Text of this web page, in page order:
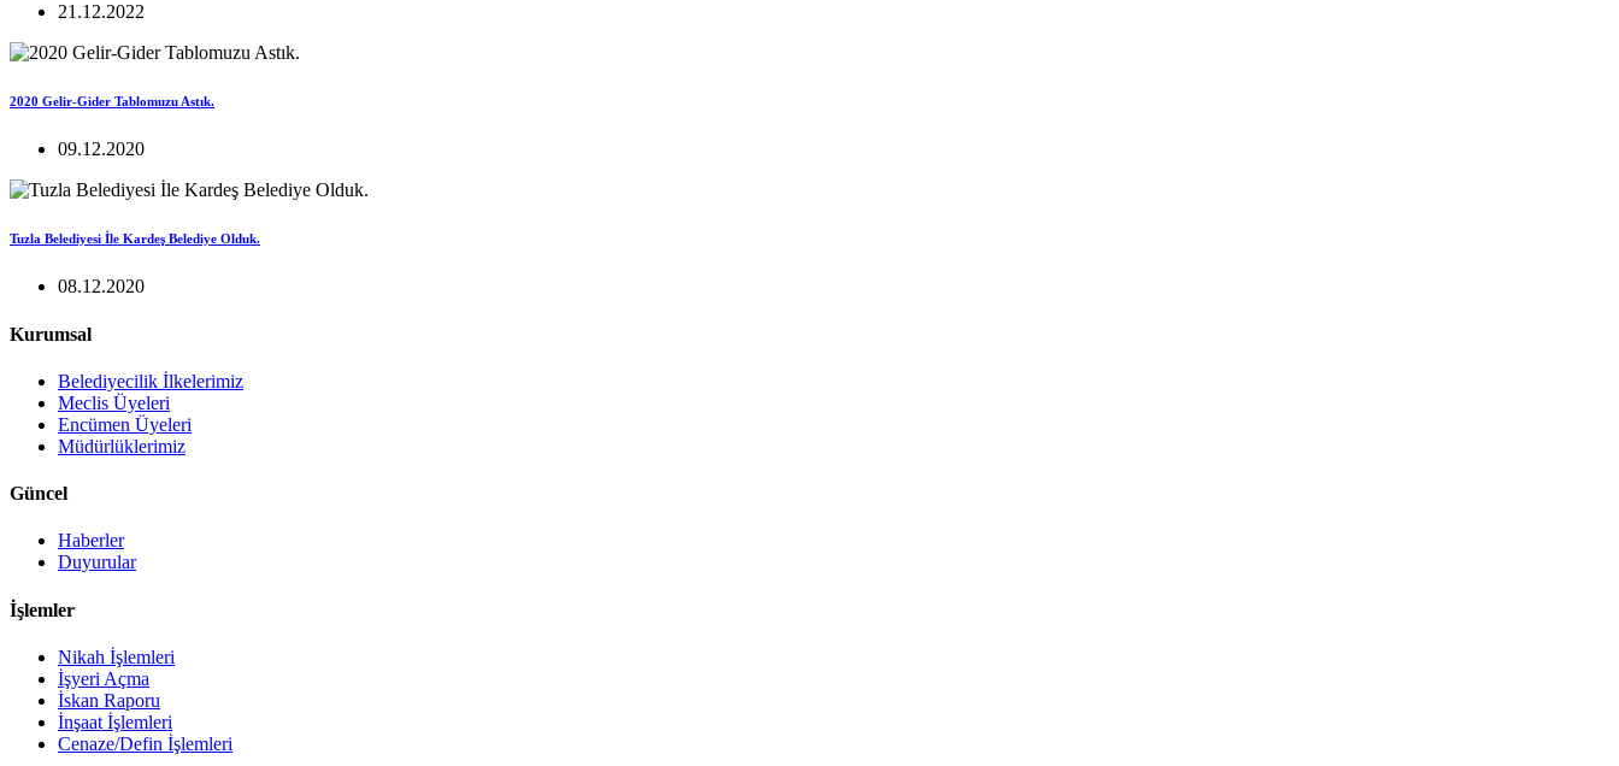
21.12.2022
2020 Gelir-Gider Tablomuzu Astık.
09.12.2020
Tuzla Belediyesi İle Kardeş Belediye Olduk.
08.12.2020
Kurumsal
Belediyecilik İlkelerimiz
Meclis Üyeleri
Encümen Üyeleri
Müdürlüklerimiz
Güncel
Haberler
Duyurular
İşlemler
Nikah İşlemleri
İşyeri Açma
İskan Raporu
İnşaat İşlemleri
Cenaze/Defin İşlemleri